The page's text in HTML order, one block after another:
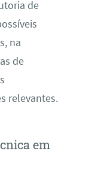
de
na
de
relevantes.
em